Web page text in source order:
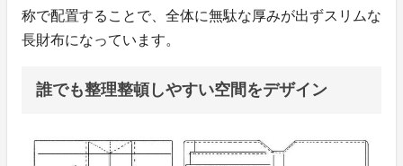
称で配置することで、全体に無駄な厚みが出ずスリムな
長財布になっています。
誰でも整理整頓しやすい空間をデザイン